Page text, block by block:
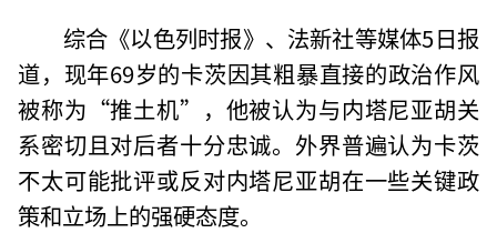
综合《以色列时报》、法新社等媒体5日报
道，现年69岁的卡茨因其粗暴直接的政治作风
被称为“推土机”，他被认为与内塔尼亚胡关
系密切且对后者十分忠诚。外界普遍认为卡茨
不太可能批评或反对内塔尼亚胡在一些关键政
策和立场上的强硬态度。